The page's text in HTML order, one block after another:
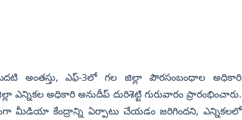
అంతస్తు, ఎఫ్-3లో గల జిల్లా పౌరసంబంధాల అధికారి
అధికారి అనుదీప్ దురిశెట్టి గురువారం ప్రారంభించారు.
మీడియా కేంద్రాన్ని ఏర్పాటు చేయడం జరిగిందని, ఎన్నికలలో